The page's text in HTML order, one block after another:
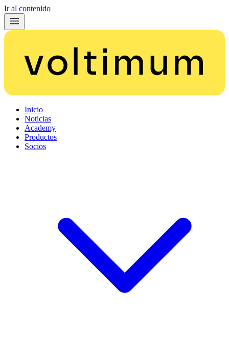
Ir al contenido
Inicio
Noticias
Academy
Productos
Socios